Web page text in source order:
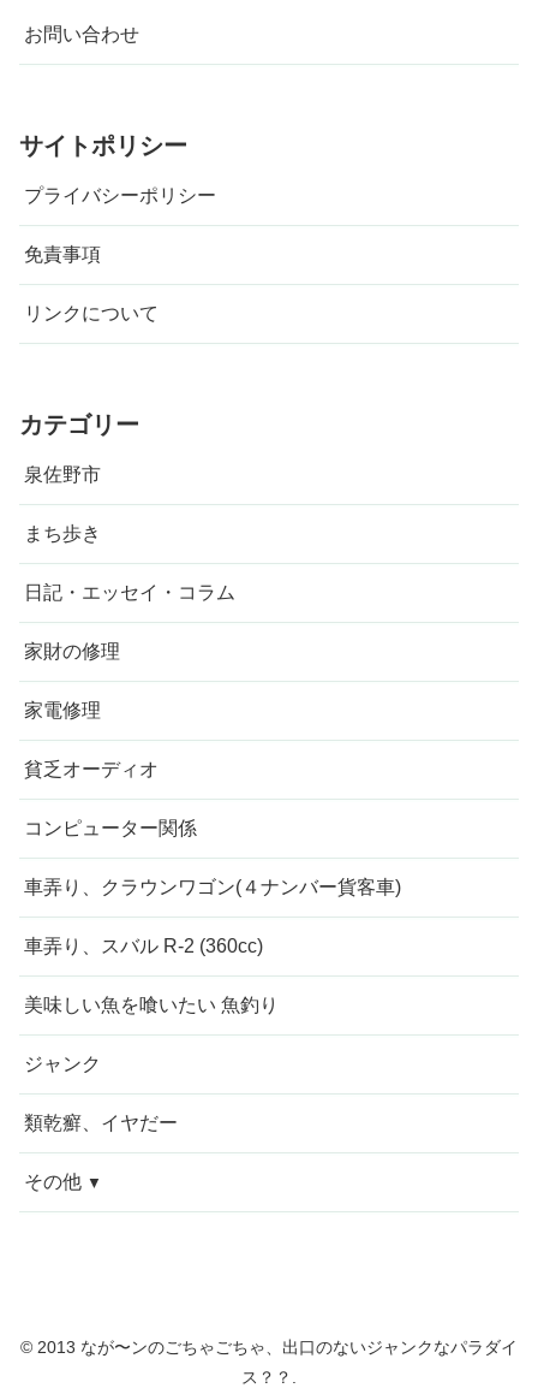
お問い合わせ
サイトポリシー
プライバシーポリシー
免責事項
リンクについて
カテゴリー
泉佐野市
まち歩き
日記・エッセイ・コラム
家財の修理
家電修理
貧乏オーディオ
コンピューター関係
車弄り、クラウンワゴン(４ナンバー貨客車)
車弄り、スバル R-2 (360cc)
美味しい魚を喰いたい 魚釣り
ジャンク
類乾癬、イヤだー
その他
自転車修理
© 2013 なが〜ンのごちゃごちゃ、出口のないジャンクなパラダイ
ス？？.